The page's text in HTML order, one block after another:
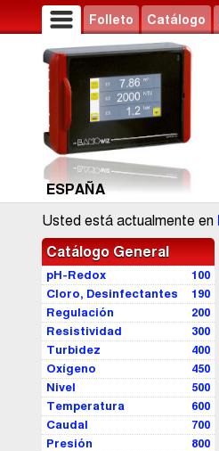
Folleto Catálogo
ESPAÑA
Usted está actualmente en
Catálogo General
100
pH-Redox
190
Cloro, Desinfectantes
200
Regulación
300
Resistividad
400
Turbidez
450
Oxígeno
500
Nivel
600
Temperatura
700
Caudal
800
Presión